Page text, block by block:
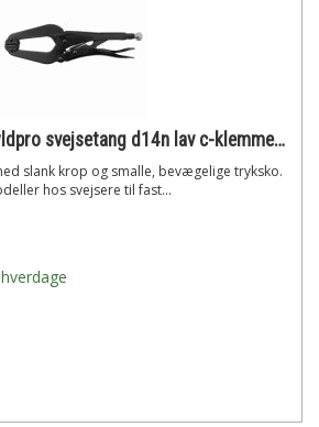
Diesella Diesella wldpro svejsetang d14n lav c-klemme aflange tryksko (280mm/11)"
slank krop og smalle, bevægelige tryksko.
hos svejsere til fast...